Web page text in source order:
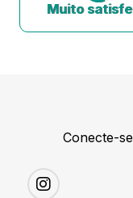
Muito
Conecte-